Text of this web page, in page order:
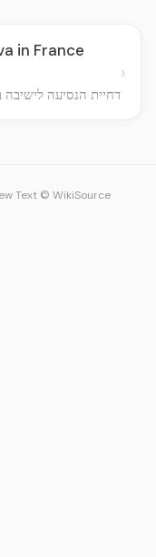
in France
דחיית הנסיעה
›
Text © WikiSource